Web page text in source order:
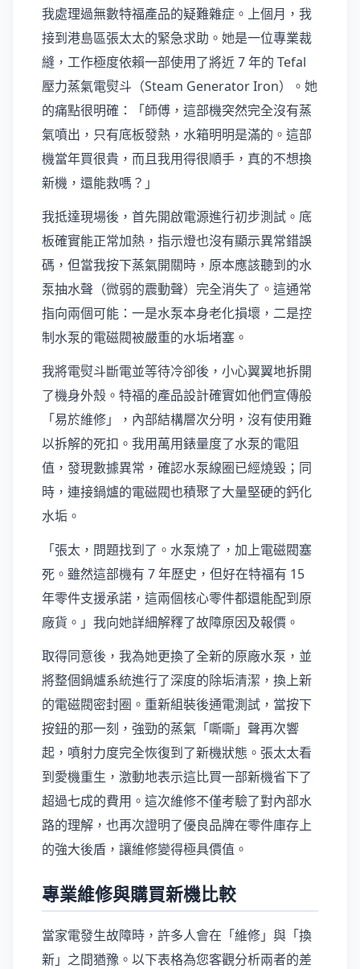
我處理過無數特福產品的疑難雜症。上個月，我
接到港島區張太太的緊急求助。她是一位專業裁
縫，工作極度依賴一部使用了將近 7 年的 Tefal
壓力蒸氣電熨斗（Steam Generator Iron）。她
的痛點很明確：「師傅，這部機突然完全沒有蒸
氣噴出，只有底板發熱，水箱明明是滿的。這部
機當年買很貴，而且我用得很順手，真的不想換
新機，還能救嗎？」
我抵達現場後，首先開啟電源進行初步測試。底
板確實能正常加熱，指示燈也沒有顯示異常錯誤
碼，但當我按下蒸氣開關時，原本應該聽到的水
泵抽水聲（微弱的震動聲）完全消失了。這通常
指向兩個可能：一是水泵本身老化損壞，二是控
制水泵的電磁閥被嚴重的水垢堵塞。
我將電熨斗斷電並等待冷卻後，小心翼翼地拆開
了機身外殼。特福的產品設計確實如他們宣傳般
「易於維修」，內部結構層次分明，沒有使用難
以拆解的死扣。我用萬用錶量度了水泵的電阻
值，發現數據異常，確認水泵線圈已經燒毀；同
時，連接鍋爐的電磁閥也積聚了大量堅硬的鈣化
水垢。
「張太，問題找到了。水泵燒了，加上電磁閥塞
死。雖然這部機有 7 年歷史，但好在特福有 15
年零件支援承諾，這兩個核心零件都還能配到原
廠貨。」我向她詳細解釋了故障原因及報價。
取得同意後，我為她更換了全新的原廠水泵，並
將整個鍋爐系統進行了深度的除垢清潔，換上新
的電磁閥密封圈。重新組裝後通電測試，當按下
按鈕的那一刻，強勁的蒸氣「嘶嘶」聲再次響
起，噴射力度完全恢復到了新機狀態。張太太看
到愛機重生，激動地表示這比買一部新機省下了
超過七成的費用。這次維修不僅考驗了對內部水
路的理解，也再次證明了優良品牌在零件庫存上
的強大後盾，讓維修變得極具價值。
專業維修與購買新機比較
當家電發生故障時，許多人會在「維修」與「換
新」之間猶豫。以下表格為您客觀分析兩者的差